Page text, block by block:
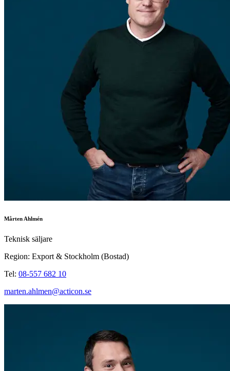
Mårten Ahlmén
Teknisk säljare
Region: Export & Stockholm (Bostad)
Tel: 08-557 682 10
marten.ahlmen@acticon.se